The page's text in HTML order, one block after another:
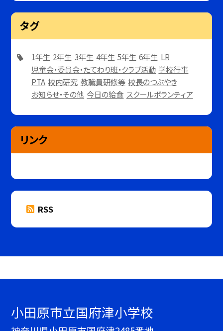
タグ
1年生 2年生 3年生 4年生 5年生 6年生 LR
児童会・委員会・たてわり班・クラブ活動 学校行事
PTA 校内研究 教職員研修等 校長のつぶやき
お知らせ・その他 今日の給食 スクールボランティア
リンク
RSS
小田原市立国府津小学校